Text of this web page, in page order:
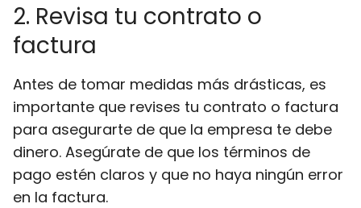
2. Revisa tu contrato o
factura
Antes de tomar medidas más drásticas, es
importante que revises tu contrato o factura
para asegurarte de que la empresa te debe
dinero. Asegúrate de que los términos de
pago estén claros y que no haya ningún error
en la factura.